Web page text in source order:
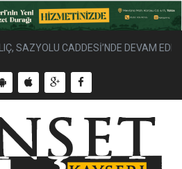
SAZYOLU CADDESİ’NDE DEVAM